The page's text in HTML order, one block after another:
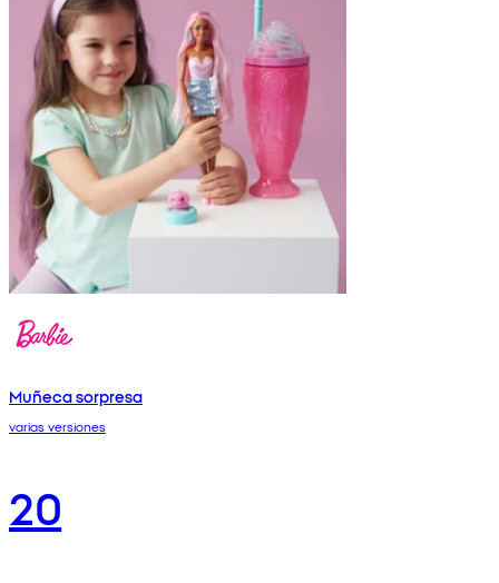
Muñeca sorpresa
varias versiones
20